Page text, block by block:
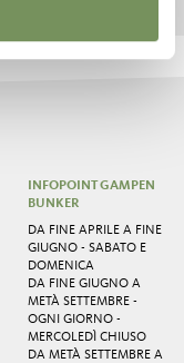
INFOPOINT GAMPEN
BUNKER
DA FINE APRILE A FINE
GIUGNO - SABATO E
DOMENICA
DA FINE GIUGNO A
METÀ SETTEMBRE -
OGNI GIORNO -
MERCOLEDÌ CHIUSO
DA METÀ SETTEMBRE A